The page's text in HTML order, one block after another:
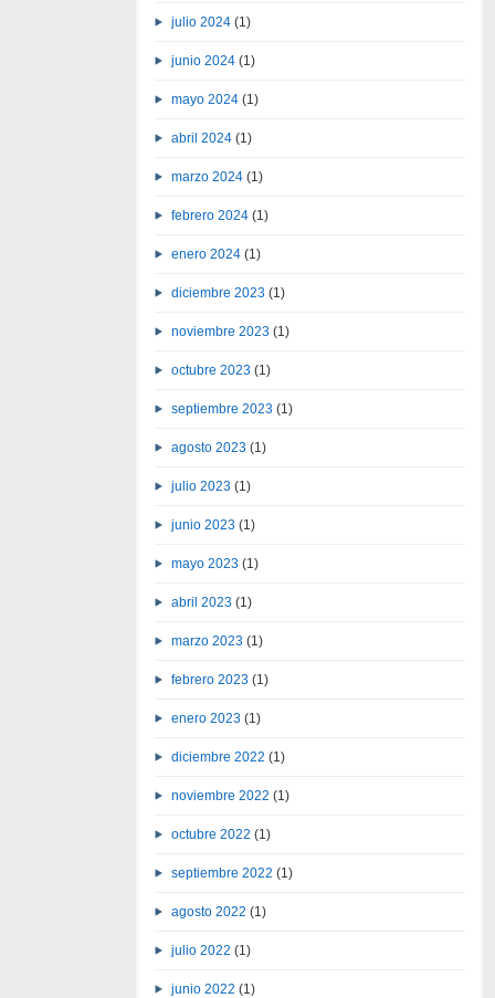
julio 2024(1)
junio 2024(1)
mayo 2024(1)
abril 2024(1)
marzo 2024(1)
febrero 2024(1)
enero 2024(1)
diciembre 2023 (1)
noviembre 2023 (1)
octubre 2023 (1)
septiembre 2023 (1)
agosto 2023 (1)
julio 2023 (1)
junio 2023 (1)
mayo 2023 (1)
abril 2023 (1)
marzo 2023 (1)
febrero 2023 (1)
enero 2023 (1)
diciembre 2022 (1)
noviembre 2022 (1)
octubre 2022 (1)
septiembre 2022 (1)
agosto 2022 (1)
julio 2022 (1)
junio 2022 (1)